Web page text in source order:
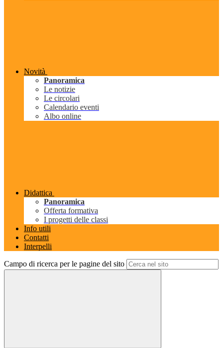
Novità
Panoramica
Le notizie
Le circolari
Calendario eventi
Albo online
Didattica
Panoramica
Offerta formativa
I progetti delle classi
Info utili
Contatti
Interpelli
Campo di ricerca per le pagine del sito